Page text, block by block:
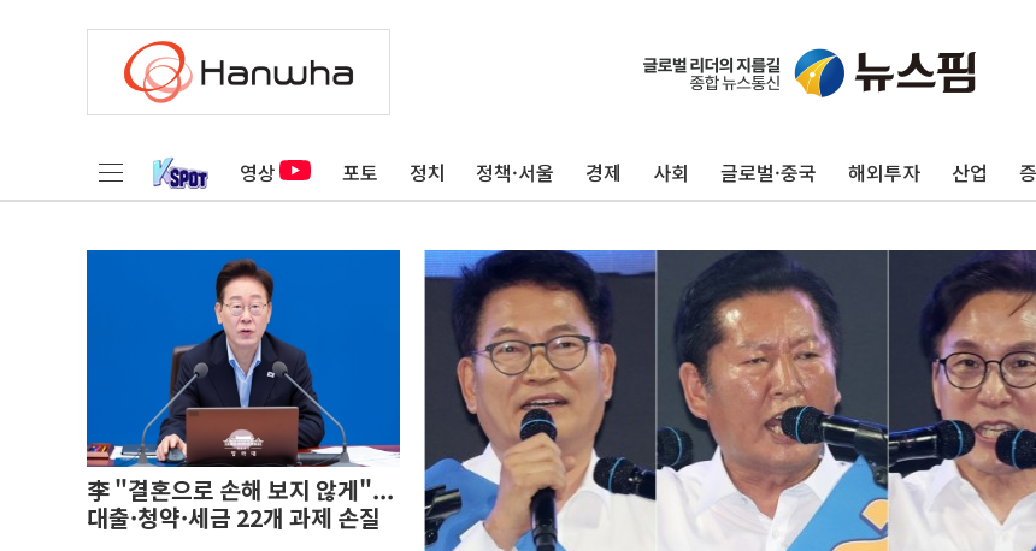
영상 포토 정치 정책·서울 경제 사회 글로벌·중국 해외투자 산업
李 "결혼으로 손해 보지 않게"...
대출·청약·세금 22개 과제 손질